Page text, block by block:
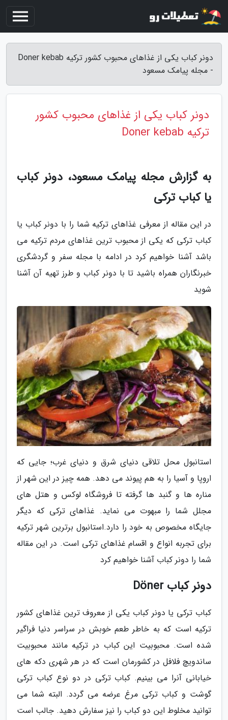
دونر کباب یکی از غذاهای محبوب کشور ترکیه Doner kebab
- مجله پیامک مسعود
دونر کباب یکی از غذاهای محبوب کشور
ترکیه Doner kebab
به گزارش مجله پیامک مسعود، دونر کباب
یا کباب ترکی
در این مقاله از معرفی غذاهای ترکیه شما را با دونر کباب یا
کباب ترکی که یکی از محبوب ترین غذاهای مردم ترکیه می
باشد آشنا خواهیم کرد در ادامه با مجله سفر و گردشگری
خبرنگاران همراه باشید تا با دونر کباب و طرز تهیه آن آشنا
شوید
استانبول محل تلاقی دنیای شرق و دنیای غرب؛ جایی که
اروپا و آسیا را به هم پیوند می دهد. همه چیز در این شهر از
مناره ها و گنبد ها گرفته تا فروشگاه لوکس و هتل های
مجلل شما را مبهوت می نماید. غذاهای ترکی که دیگر
جایگاه مخصوص به خود را دارد.استانبول برترین شهر ترکیه
برای تجربه انواع و اقسام غذاهای ترکی است. در این مقاله
شما را دونر کباب آشنا خواهیم کرد
دونر کباب Döner
کباب ترکی یا دونر کباب یکی از معروف ترین غذاهای کشور
ترکیه است که به خاطر طعم خوبش در سراسر دنیا فراگیر
شده است. محبوبیت این کباب در ترکیه مانند محبوبیت
ساندویچ فلافل در کشورمان است که در هر شهری دکه های
خیابانی آنرا می بینیم. کباب ترکی در دو نوع کباب ترکی
گوشت و کباب ترکی مرغ عرضه می گردد. البته شما می
توانید مخلوط این دو کباب را نیز سفارش دهید. جالب است